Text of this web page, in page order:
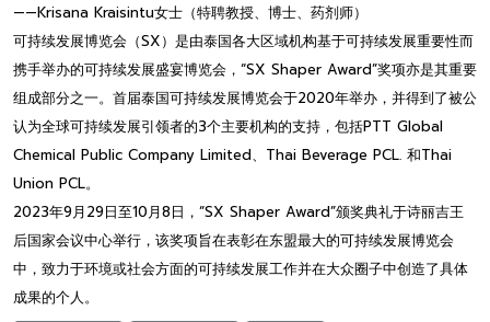
——Krisana Kraisintu女士（特聘教授、博士、药剂师）
可持续发展博览会（SX）是由泰国各大区域机构基于可持续发展重要性而
携手举办的可持续发展盛宴博览会，“SX Shaper Award”奖项亦是其重要
组成部分之一。首届泰国可持续发展博览会于2020年举办，并得到了被公
认为全球可持续发展引领者的3个主要机构的支持，包括PTT Global
Chemical Public Company Limited、Thai Beverage PCL. 和Thai
Union PCL。
2023年9月29日至10月8日，“SX Shaper Award”颁奖典礼于诗丽吉王
后国家会议中心举行，该奖项旨在表彰在东盟最大的可持续发展博览会
中，致力于环境或社会方面的可持续发展工作并在大众圈子中创造了具体
成果的个人。